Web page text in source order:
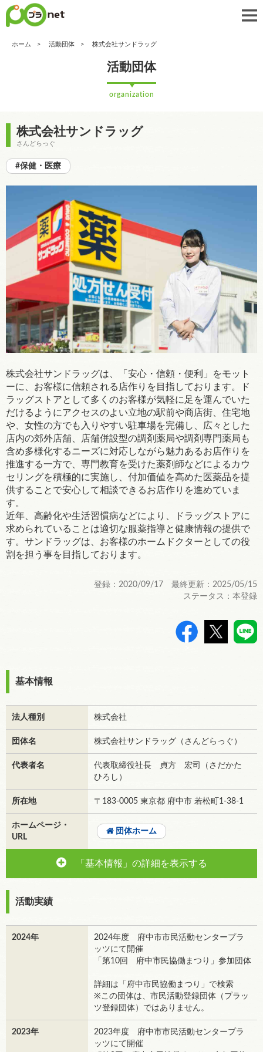
ホーム 活動団体 株式会社サンドラッグ
活動団体
organization
株式会社サンドラッグ
さんどらっぐ
#保健・医療
株式会社サンドラッグは、「安心・信頼・便利」をモット
ーに、お客様に信頼される店作りを目指しております。ド
ラッグストアとして多くのお客様が気軽に足を運んでいた
だけるようにアクセスのよい立地の駅前や商店街、住宅地
や、女性の方でも入りやすい駐車場を完備し、広々とした
店内の郊外店舗、店舗併設型の調剤薬局や調剤専門薬局も
含め多様化するニーズに対応しながら魅力あるお店作りを
推進する一方で、専門教育を受けた薬剤師などによるカウ
セリングを積極的に実施し、付加価値を高めた医薬品を提
供することで安心して相談できるお店作りを進めていま
す。
近年、高齢化や生活習慣病などにより、ドラッグストアに
求められていることは適切な服薬指導と健康情報の提供で
す。サンドラッグは、お客様のホームドクターとしての役
割を担う事を目指しております。
登録：2020/09/17 最終更新：2025/05/15
ステータス：本登録
基本情報
法人種別 株式会社
団体名 株式会社サンドラッグ（さんどらっぐ）
代表者名
代表取締役社長 貞方 宏司（さだかた
ひろし）
所在地 〒183-0005 東京都 府中市 若松町1-38-1
ホームページ・
URL
団体ホーム
「基本情報」の詳細を表示する
活動実績
2024年
2024年度 府中市市民活動センタープラ
ッツにて開催
「第10回 府中市民協働まつり」参加団体
詳細は「府中市民協働まつり」で検索
※この団体は、市民活動登録団体（プラッ
ツ登録団体）ではありません。
2023年
2023年度 府中市市民活動センタープラ
ッツにて開催